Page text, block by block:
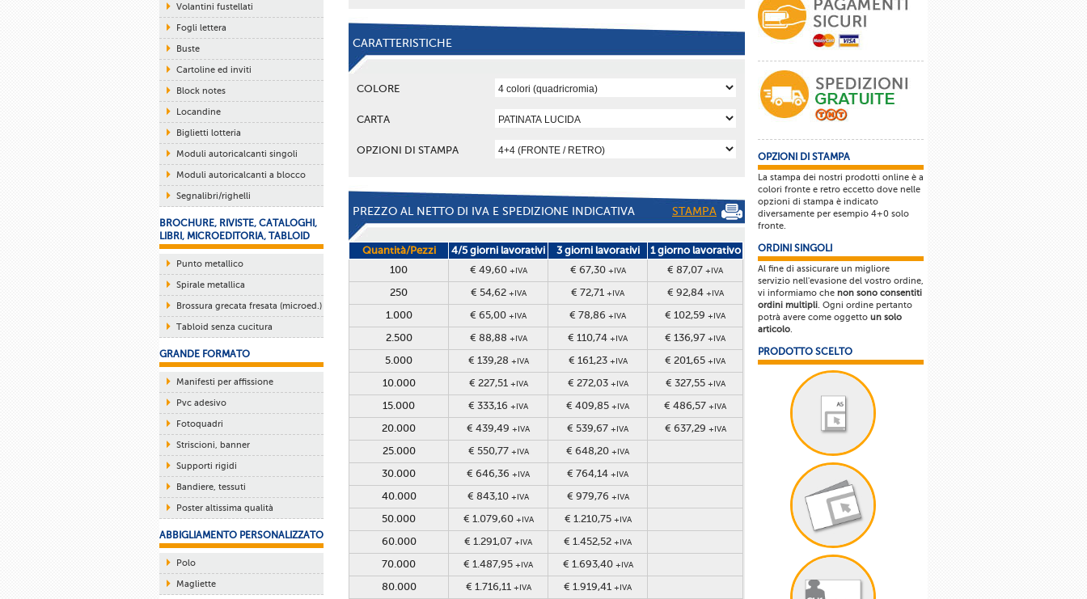
Volantini fustellati
Fogli lettera
Buste
Cartoline ed inviti
Block notes
Locandine
Biglietti lotteria
Moduli autoricalcanti singoli
Moduli autoricalcanti a blocco
Segnalibri/righelli
BROCHURE, RIVISTE, CATALOGHI,
LIBRI, MICROEDITORIA, TABLOID
Punto metallico
Spirale metallica
Brossura grecata fresata (microed.)
Tabloid senza cucitura
GRANDE FORMATO
Manifesti per affissione
Pvc adesivo
Fotoquadri
Striscioni, banner
Supporti rigidi
Bandiere, tessuti
Poster altissima qualità
ABBIGLIAMENTO PERSONALIZZATO
Polo
Magliette
CARATTERISTICHE
COLORE
CARTA
OPZIONI DI STAMPA
PREZZO AL NETTO DI IVA E SPEDIZIONE INDICATIVA STAMPA
Quantità/Pezzi 4/5 giorni lavorativi 3 giorni lavorativi
1 giorno lavorativo
100
€ 49,60 +IVA € 67,30 +IVA € 87,07 +IVA
250 € 54,62 +IVA € 72,71 +IVA € 92,84 +IVA
1.000 € 65,00 +IVA € 78,86 +IVA € 102,59 +IVA
2.500 € 88,88 +IVA € 110,74 +IVA € 136,97 +IVA
5.000 € 139,28 +IVA € 161,23 +IVA € 201,65 +IVA
10.000 € 227,51 +IVA € 272,03 +IVA € 327,55 +IVA
15.000 € 333,16 +IVA € 409,85 +IVA € 486,57 +IVA
20.000 € 439,49 +IVA € 539,67 +IVA € 637,29 +IVA
25.000 € 550,77 +IVA € 648,20 +IVA
30.000 € 646,36 +IVA € 764,14 +IVA
40.000 € 843,10 +IVA € 979,76 +IVA
50.000 € 1.079,60 +IVA € 1.210,75 +IVA
60.000 € 1.291,07 +IVA € 1.452,52 +IVA
70.000 € 1.487,95 +IVA € 1.693,40 +IVA
80.000 € 1.716,11 +IVA € 1.919,41 +IVA
OPZIONI DI STAMPA
La stampa dei nostri prodotti online è a
colori fronte e retro eccetto dove nelle
opzioni di stampa è indicato
diversamente per esempio 4+0 solo
fronte.
ORDINI SINGOLI
Al fine di assicurare un migliore
servizio nell'evasione del vostro ordine,
vi informiamo che non sono consentiti
ordini multipli. Ogni ordine pertanto
potrà avere come oggetto un solo
articolo.
PRODOTTO SCELTO